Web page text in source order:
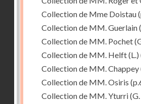
Collection de Mme Doistau
Collection de MM. Guerlain
Collection de MM. Pochet
Collection de MM. Helft (L.)
Collection de MM. Chappey
Collection de MM. Osiris
Collection de MM. Yturri (G.